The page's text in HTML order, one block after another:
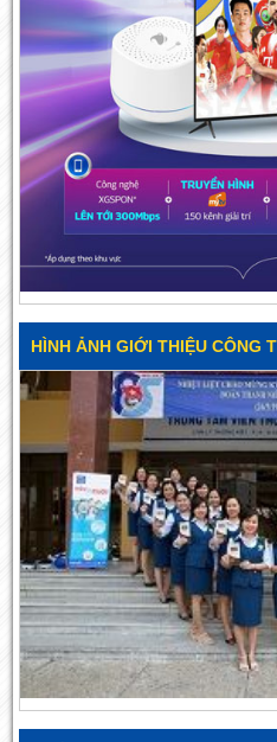
HÌNH ẢNH GIỚI THIỆU CÔNG